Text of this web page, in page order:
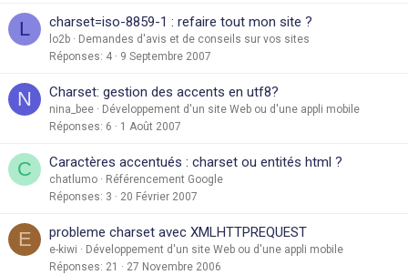
L charset=iso-8859-1 : refaire tout mon site ?
lo2b
Demandes d'avis et de conseils sur vos sites
Réponses 4 9 Septembre 2007
N Charset: gestion des accents en utf8?
nina_bee
Développement d'un site Web ou d'une appli mobile
Réponses 6 1 Août 2007
C Caractères accentués : charset ou entités html ?
chatlumo
Référencement Google
Réponses 3 20 Février 2007
E probleme charset avec XMLHTTPREQUEST
e-kiwi
Développement d'un site Web ou d'une appli mobile
Réponses 21 27 Novembre 2006